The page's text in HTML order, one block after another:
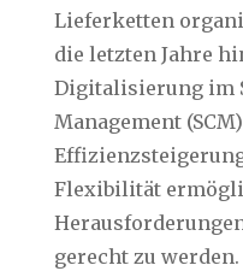
Lieferketten
die letzten Jahre
Digitalisierung im
Management
Flexibilität
gerecht zu werden.